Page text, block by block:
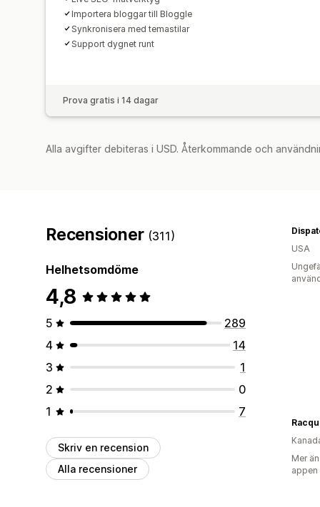
Importera bloggar till Bloggle
Synkronisera med temastilar
Support dygnet runt
Prova gratis i 14 dagar
Alla avgifter debiteras i USD. Återkommande och
Recensioner (311)
Helhetsomdöme
4,8
5
289
4
14
3
1
2
0
1
7
Skriv en recension
Alla recensioner
USA
Mer
appen